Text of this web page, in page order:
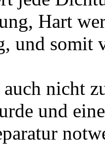
Hart
und somit
nicht
und